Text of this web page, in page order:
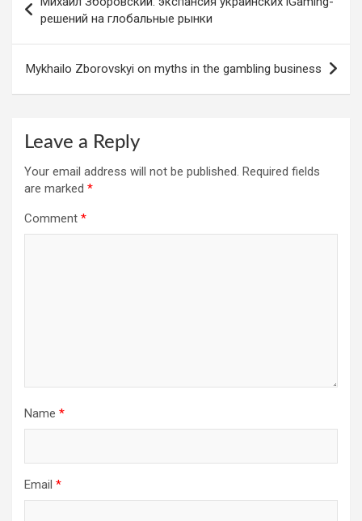
o
o
k
A
p
p
n
navigation
решений на глобальные рынки
Mykhailo Zborovskyi on myths in the gambling business
Leave a Reply
Your email address will not be published. Required fields
are marked *
Comment *
Name *
Email *